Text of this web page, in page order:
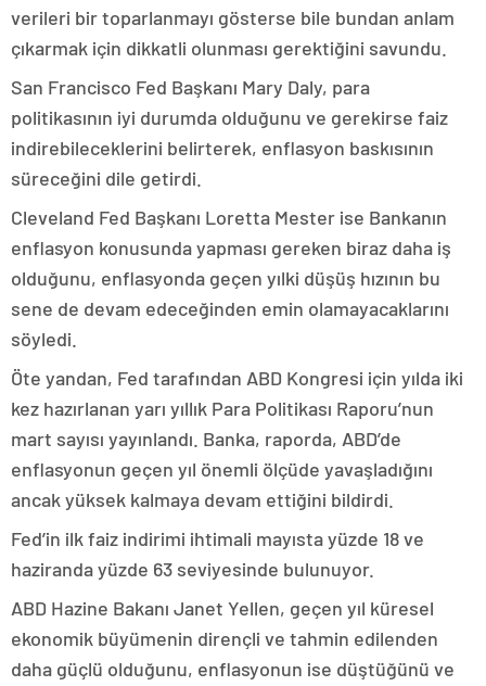
verileri bir toparlanmayı gösterse bile bundan anlam
çıkarmak için dikkatli olunması gerektiğini savundu.
San Francisco Fed Başkanı Mary Daly, para
politikasının iyi durumda olduğunu ve gerekirse faiz
indirebileceklerini belirterek, enflasyon baskısının
süreceğini dile getirdi.
Cleveland Fed Başkanı Loretta Mester ise Bankanın
enflasyon konusunda yapması gereken biraz daha iş
olduğunu, enflasyonda geçen yılki düşüş hızının bu
sene de devam edeceğinden emin olamayacaklarını
söyledi.
Öte yandan, Fed tarafından ABD Kongresi için yılda iki
kez hazırlanan yarı yıllık Para Politikası Raporu’nun
mart sayısı yayınlandı. Banka, raporda, ABD’de
enflasyonun geçen yıl önemli ölçüde yavaşladığını
ancak yüksek kalmaya devam ettiğini bildirdi.
Fed’in ilk faiz indirimi ihtimali mayısta yüzde 18 ve
haziranda yüzde 63 seviyesinde bulunuyor.
ABD Hazine Bakanı Janet Yellen, geçen yıl küresel
ekonomik büyümenin dirençli ve tahmin edilenden
daha güçlü olduğunu, enflasyonun ise düştüğünü ve